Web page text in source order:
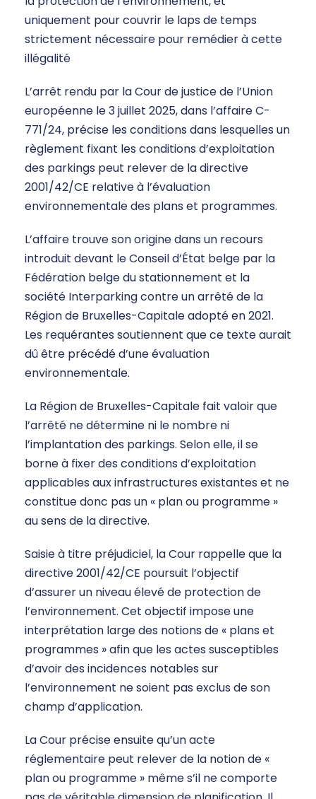
uniquement pour couvrir le laps de temps
strictement nécessaire pour remédier à cette
illégalité
L’arrêt rendu par la Cour de justice de l’Union
européenne le 3 juillet 2025, dans l’affaire C-
771/24, précise les conditions dans lesquelles un
règlement fixant les conditions d’exploitation
des parkings peut relever de la directive
2001/42/CE relative à l’évaluation
environnementale des plans et programmes.
L’affaire trouve son origine dans un recours
introduit devant le Conseil d’État belge par la
Fédération belge du stationnement et la
société Interparking contre un arrêté de la
Région de Bruxelles-Capitale adopté en 2021.
Les requérantes soutiennent que ce texte aurait
dû être précédé d’une évaluation
environnementale.
La Région de Bruxelles-Capitale fait valoir que
l’arrêté ne détermine ni le nombre ni
l’implantation des parkings. Selon elle, il se
borne à fixer des conditions d’exploitation
applicables aux infrastructures existantes et ne
constitue donc pas un « plan ou programme »
au sens de la directive.
Saisie à titre préjudiciel, la Cour rappelle que la
directive 2001/42/CE poursuit l’objectif
d’assurer un niveau élevé de protection de
l’environnement. Cet objectif impose une
interprétation large des notions de « plans et
programmes » afin que les actes susceptibles
d’avoir des incidences notables sur
l’environnement ne soient pas exclus de son
champ d’application.
La Cour précise ensuite qu’un acte
réglementaire peut relever de la notion de «
plan ou programme » même s’il ne comporte